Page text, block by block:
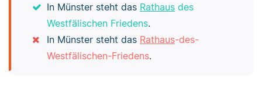
In Münster steht das Rathausdes
Westfälischen Friedens.
In Münster steht das Rathaus-des-
Westfälischen-Friedens.